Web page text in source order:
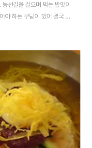
선길을 걸으며 먹는 밥맛이
야 하는 부담이 있어 결국 어
곳곳에서 맛있는 먹을거리
로 제일 맛있는 집을 첫 번째
상관이 없다. 창원마을 민
었는 밥 중에서 가장 맛있
. 민박집 밥맛이야 그렇고